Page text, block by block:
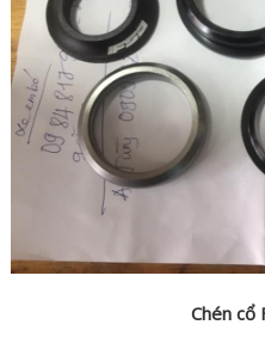
Chén cổ